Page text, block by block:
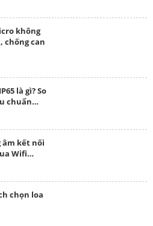
không
chống can
là gì? So
chuẩn…
âm kết nối
Wifi…
chọn loa